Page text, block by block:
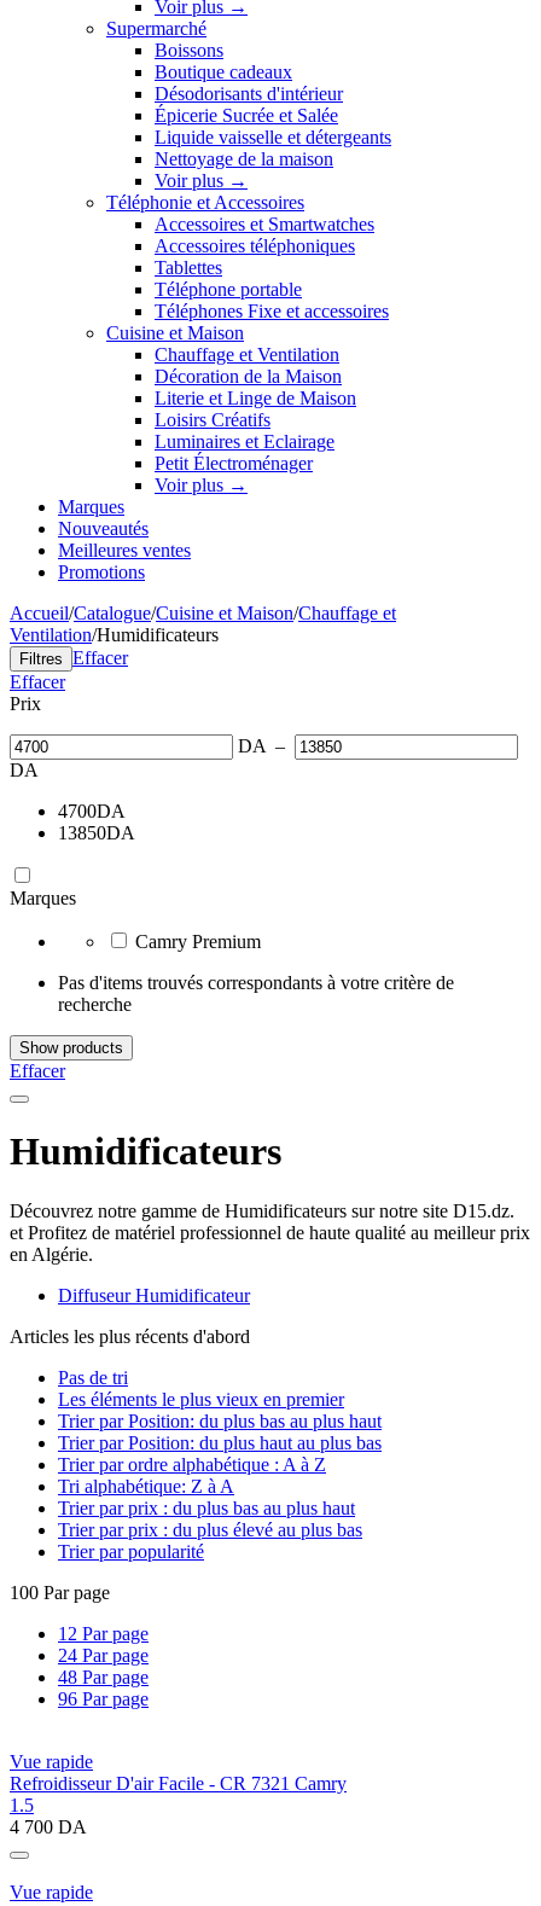
Voir plus →
Supermarché
Boissons
Boutique cadeaux
Désodorisants d'intérieur
Épicerie Sucrée et Salée
Liquide vaisselle et détergeants
Nettoyage de la maison
Voir plus →
Téléphonie et Accessoires
Accessoires et Smartwatches
Accessoires téléphoniques
Tablettes
Téléphone portable
Téléphones Fixe et accessoires
Cuisine et Maison
Chauffage et Ventilation
Décoration de la Maison
Literie et Linge de Maison
Loisirs Créatifs
Luminaires et Eclairage
Petit Électroménager
Voir plus →
Marques
Nouveautés
Meilleures ventes
Promotions
Accueil/Catalogue/Cuisine et Maison/Chauffage et
Ventilation/Humidificateurs
Filtres Effacer
Effacer
Prix
DA –
DA
4700DA
13850DA
Marques
Camry Premium
Pas d'items trouvés correspondants à votre critère de
recherche
Show products
Effacer
Humidificateurs
Découvrez notre gamme de Humidificateurs sur notre site D15.dz.
et Profitez de matériel professionnel de haute qualité au meilleur prix
en Algérie.
Diffuseur Humidificateur
Articles les plus récents d'abord
Pas de tri
Les éléments le plus vieux en premier
Trier par Position: du plus bas au plus haut
Trier par Position: du plus haut au plus bas
Trier par ordre alphabétique : A à Z
Tri alphabétique: Z à A
Trier par prix : du plus bas au plus haut
Trier par prix : du plus élevé au plus bas
Trier par popularité
100 Par page
12 Par page
24 Par page
48 Par page
96 Par page
Vue rapide
Refroidisseur D'air Facile - CR 7321 Camry
1.5
4 700 DA
Vue rapide